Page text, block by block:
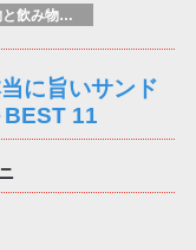
料理／食べ物と飲み物／食に関する記述
に旨いサンド
BEST 11